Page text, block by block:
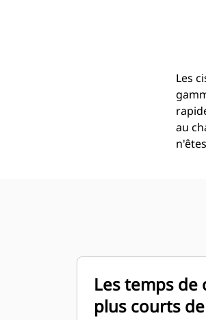
Les
au
Les temps de
plus courts